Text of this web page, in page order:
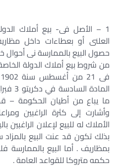
1 – الأصل فى- بيع أملاك
العلنى أو بعطاءات داخل
حصول البيع بالممارسة نى أحوال
من شروط بيع أملاك الدولة الخاصة
ما يباع من أطيان الحكومة –
وأشارت إلى كثرة الراغبين
الأملاك له للبيع لإعلان
بذلك تكون قد عنت البيع
بمظاريف . أما البيع
حكمه متروكا للقواعد العامة .